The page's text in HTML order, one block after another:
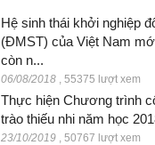
Hệ sinh thái khởi nghiệp
(ĐMST) của Việt Nam
còn n...
06/08/2018 55375 lượt xem
Thực hiện Chương trình
trào thiếu nhi năm học
23/10/2019 50767 lượt xem